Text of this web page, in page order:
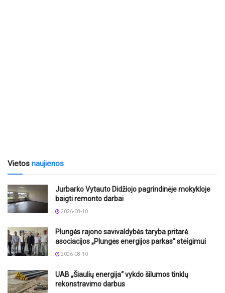
Vietos naujienos
Jurbarko Vytauto Didžiojo pagrindinėje mokykloje
baigti remonto darbai
2026-08-10
Plungės rajono savivaldybės taryba pritarė
asociacijos „Plungės energijos parkas“ steigimui
2026-08-10
UAB „Šiaulių energija“ vykdo šilumos tinklų
rekonstravimo darbus